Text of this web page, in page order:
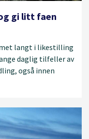
gi litt faen
langt i likestilling
daglig tilfeller av
også innen